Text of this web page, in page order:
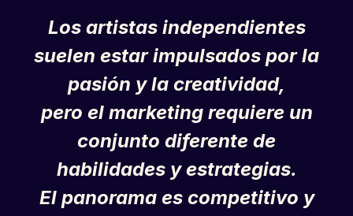
Los artistas independientes
suelen estar impulsados por la
pasión y la creatividad,
pero el marketing requiere un
conjunto diferente de
habilidades y estrategias.
El panorama es competitivo y